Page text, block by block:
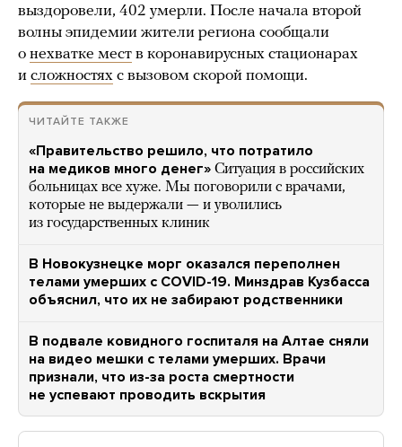
выздоровели, 402 умерли. После начала второй
волны эпидемии жители региона сообщали
о нехватке мест в коронавирусных стационарах
и сложностях с вызовом скорой помощи.
ЧИТАЙТЕ ТАКЖЕ
«Правительство решило, что потратило
на медиков много денег» Ситуация в российских
больницах все хуже. Мы поговорили с врачами,
которые не выдержали — и уволились
из государственных клиник
В Новокузнецке морг оказался переполнен
телами умерших с СOVID-19. Минздрав Кузбасса
объяснил, что их не забирают родственники
В подвале ковидного госпиталя на Алтае сняли
на видео мешки с телами умерших. Врачи
признали, что из-за роста смертности
не успевают проводить вскрытия